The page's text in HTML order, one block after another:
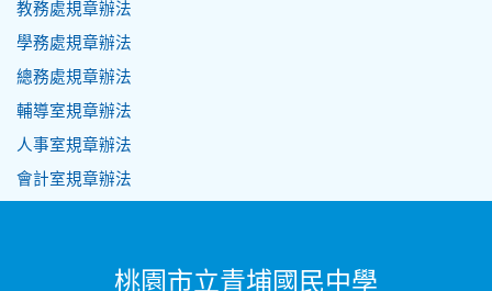
教務處規章辦法
學務處規章辦法
總務處規章辦法
輔導室規章辦法
人事室規章辦法
會計室規章辦法
桃園市立青埔國民中學